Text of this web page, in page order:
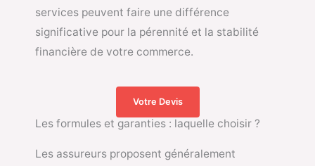
services peuvent faire une différence
significative pour la pérennité et la stabilité
financière de votre commerce.
Votre Devis
Les formules et garanties : laquelle choisir ?
Les assureurs proposent généralement